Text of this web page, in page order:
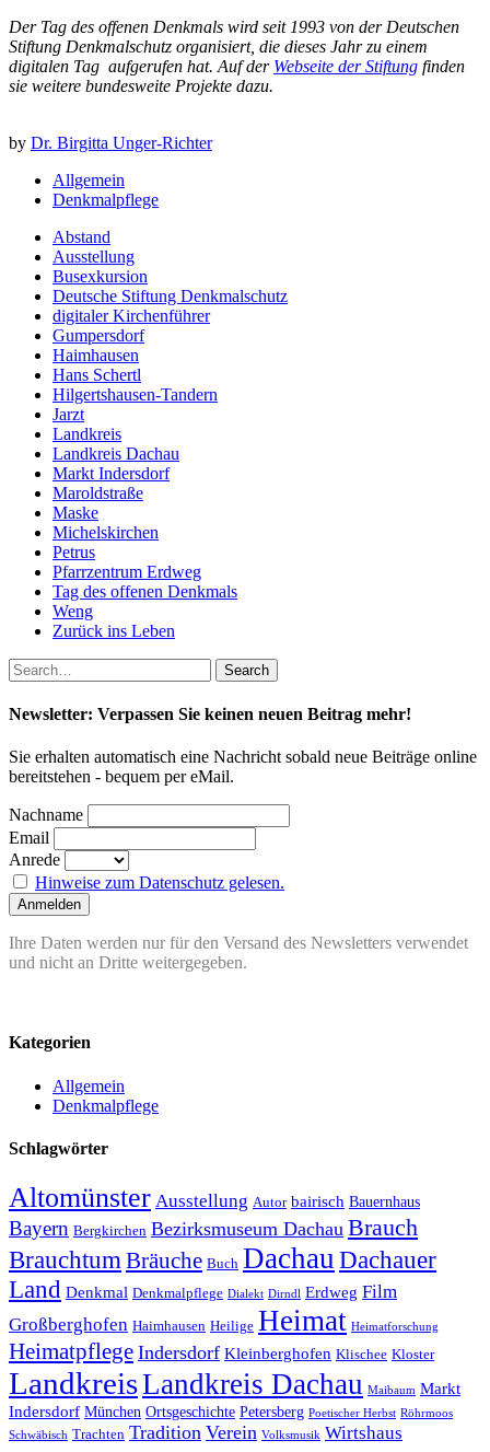
Der Tag des offenen Denkmals wird seit 1993 von der Deutschen
Stiftung Denkmalschutz organisiert, die dieses Jahr zu einem
digitalen Tag aufgerufen hat. Auf der Webseite der Stiftung finden
sie weitere bundesweite Projekte dazu.
by Dr. Birgitta Unger-Richter
Allgemein
Denkmalpflege
Abstand
Ausstellung
Busexkursion
Deutsche Stiftung Denkmalschutz
digitaler Kirchenführer
Gumpersdorf
Haimhausen
Hans Schertl
Hilgertshausen-Tandern
Jarzt
Landkreis
Landkreis Dachau
Markt Indersdorf
Maroldstraße
Maske
Michelskirchen
Petrus
Pfarrzentrum Erdweg
Tag des offenen Denkmals
Weng
Zurück ins Leben
Newsletter: Verpassen Sie keinen neuen Beitrag mehr!
Sie erhalten automatisch eine Nachricht sobald neue Beiträge online
bereitstehen - bequem per eMail.
Nachname
Email
Anrede
Hinweise zum Datenschutz gelesen.
Ihre Daten werden nur für den Versand des Newsletters verwendet
und nicht an Dritte weitergegeben.
Kategorien
Allgemein
Denkmalpflege
Schlagwörter
Altomünster Ausstellung Autor bairisch Bauernhaus
Bayern Bergkirchen Bezirksmuseum Dachau Brauch
BrauchtumBräuche Buch Dachau Dachauer
Land Denkmal Denkmalpflege Dialekt Dirndl Erdweg Film
Großberghofen Haimhausen Heilige Heimat Heimatforschung
Heimatpflege Indersdorf Kleinberghofen Klischee Kloster
LandkreisLandkreis Dachau Maibaum Markt
Indersdorf München Ortsgeschichte Petersberg Poetischer Herbst Röhrmoos
Schwäbisch Trachten Tradition Verein Volksmusik Wirtshaus